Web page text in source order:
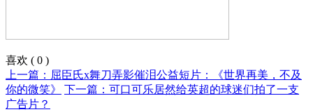
喜欢 ( 0 )
上一篇：屈臣氏x舞刀弄影催泪公益短片：《世界再美，不及
你的微笑》
下一篇：可口可乐居然给英超的球迷们拍了一支
广告片？